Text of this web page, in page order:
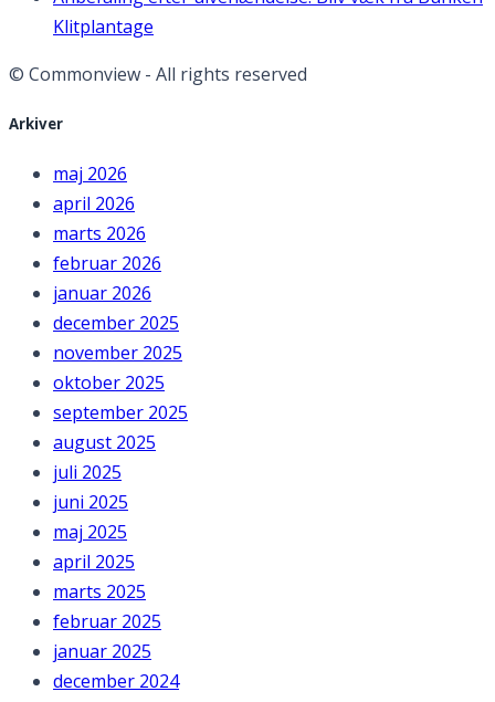
Klitplantage
© Commonview - All rights reserved
Arkiver
maj 2026
april 2026
marts 2026
februar 2026
januar 2026
december 2025
november 2025
oktober 2025
september 2025
august 2025
juli 2025
juni 2025
maj 2025
april 2025
marts 2025
februar 2025
januar 2025
december 2024